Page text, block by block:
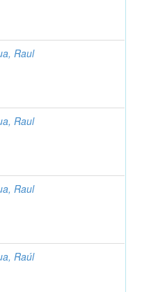
Raul
Raul
Raul
Raúl